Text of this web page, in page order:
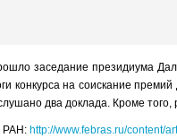
заседание президиума
конкурса на соискание
два доклада. Кроме
РАН: http://www.febras.ru/content/